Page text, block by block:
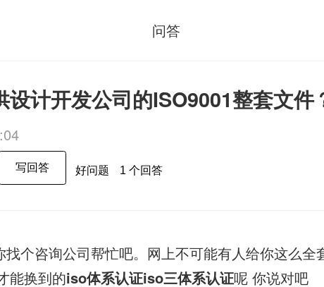
问答
设计开发公司的ISO9001整套文件
写回答 好问题 1 个回答
找个咨询公司帮忙吧。网上不可能有人给你这么全
能换到的iso体系认证iso三体系认证呢 你说对吧